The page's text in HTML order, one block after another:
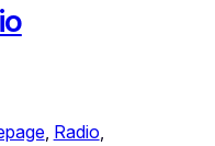
, Radio